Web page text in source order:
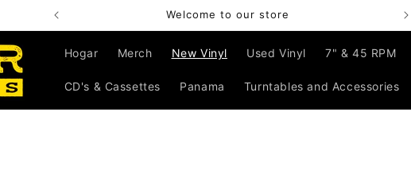
Bienvenido a nuestra tienda
Hogar Merch New Vinyl Used Vinyl 7" & 45 RPM
CD's & Cassettes Panama Turntables and Accessories